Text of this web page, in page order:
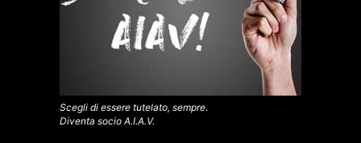
Scegli di essere tutelato, sempre.
Diventa socio A.I.A.V.